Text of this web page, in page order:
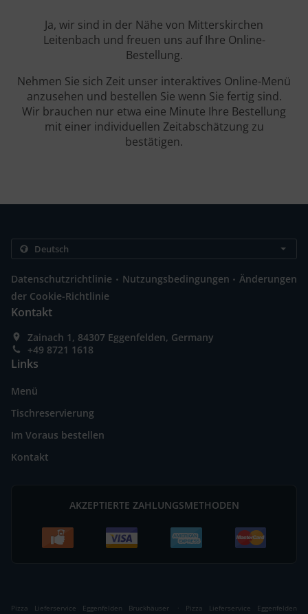
Ja, wir sind in der Nähe von Mitterskirchen
Leitenbach und freuen uns auf Ihre Online-
Bestellung.
Nehmen Sie sich Zeit unser interaktives Online-Menü
anzusehen und bestellen Sie wenn Sie fertig sind.
Wir brauchen nur etwa eine Minute Ihre Bestellung
mit einer individuellen Zeitabschätzung zu
bestätigen.
Datenschutzrichtlinie . Nutzungsbedingungen . Änderungen
der Cookie-Richtlinie
Kontakt
Zainach 1, 84307 Eggenfelden, Germany
+49 8721 1618
Links
Menü
Tischreservierung
Im Voraus bestellen
Kontakt
AKZEPTIERTE ZAHLUNGSMETHODEN
Pizza Lieferservice Eggenfelden Bruckhäuser .
Pizza Lieferservice Eggenfelden